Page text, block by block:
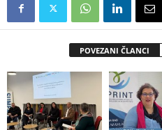
POVEZANI ČLANCI